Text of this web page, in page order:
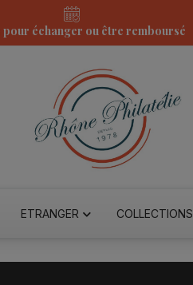
pour échanger ou être remboursé
ETRANGER COLLECTIONS